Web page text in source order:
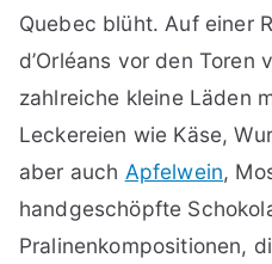
Quebec blüht. Auf einer
d’Orléans vor den Toren
zahlreiche kleine Läden
Leckereien wie Käse,
aber auch Apfelwein,
handgeschöpfte
Pralinenkompositionen,